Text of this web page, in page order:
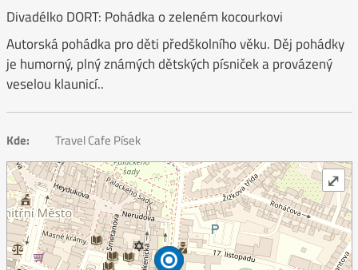
Divadélko DORT: Pohádka o zeleném kocourkovi
Autorská pohádka pro děti předškolního věku. Děj pohádky
je humorný, plný známých dětských písniček a provázený
veselou klaunicí..
Kde: Travel Cafe Písek
⤢